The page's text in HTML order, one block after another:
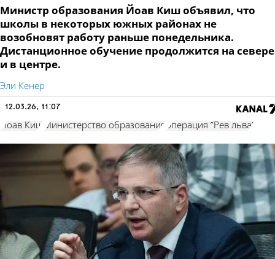
Министр образования Йоав Киш объявил, что
школы в некоторых южных районах не
возобновят работу раньше понедельника.
Дистанционное обучение продолжится на севере
и в центре.
Эли Кенер
12.03.26, 11:07
Йоав Киш Министерство образования операция "Рев льва"